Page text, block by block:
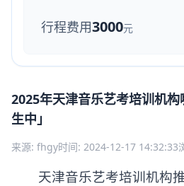
行程费用3000元
2025年天津音乐艺考培训机
生中」
来源: fhgy时间: 2024-12-17 14:32:33
天津音乐艺考培训机构推